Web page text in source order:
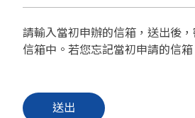
請輸入當初申辦的信箱，送出後
信箱中。若您忘記當初申請的信